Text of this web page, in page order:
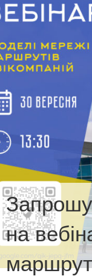
Здобувачу
Студентське життя
Erasmus Mundus
на